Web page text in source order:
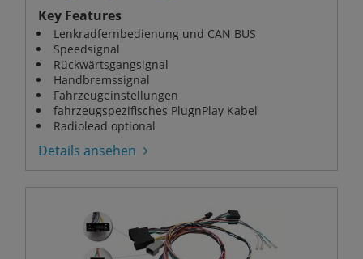
Key Features
Lenkradfernbedienung und CAN BUS
Speedsignal
Rückwärtsgangsignal
Handbremssignal
Fahrzeugeinstellungen
fahrzeugspezifisches PlugnPlay Kabel
Radiolead optional
Details ansehen